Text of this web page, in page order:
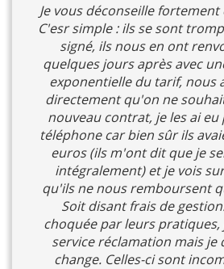
Je vous déconseille
C'esr simple : ils se sont
signé, ils nous en ont
quelques jours après avec
exponentielle du tarif, nous
directement qu'on ne
nouveau contrat, je les ai eu
téléphone car bien sûr ils
euros (ils m'ont dit que je
intégralement) et je vois
qu'ils ne nous remboursent
Soit disant frais de
choquée par leurs pratiques,
service réclamation mais je
change. Celles-ci sont